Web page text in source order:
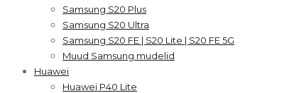
Samsung S20 Plus
Samsung S20 Ultra
Samsung S20 FE | S20 Lite | S20 FE 5G
Muud Samsung mudelid
Huawei
Huawei P40 Lite